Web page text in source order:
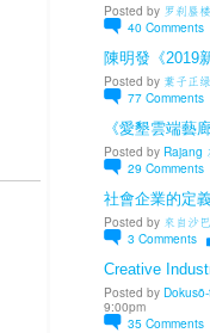
Posted by 罗刹蜃楼
40 Comments
陳明發《2019
Posted by 葉子正绿
77 Comments
《愛墾雲端藝
Posted by Rajang
29 Comments
社會企業的定
Posted by 來自沙
3 Comments
Creative
Posted by
9:00pm
35 Comments